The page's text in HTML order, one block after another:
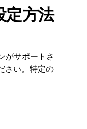
定方法
がサポートさ
さい。特定の